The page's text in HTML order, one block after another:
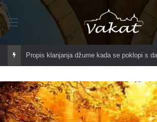
Propis klanjanja džume kada se poklopi s